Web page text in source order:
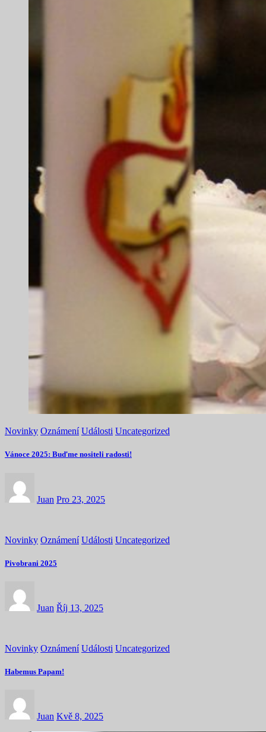
Novinky Oznámení Události Uncategorized
Vánoce 2025: Buďme nositeli radosti!
Juan Pro 23, 2025
Novinky Oznámení Události Uncategorized
Pivobrani 2025
Juan Říj 13, 2025
Novinky Oznámení Události Uncategorized
Habemus Papam!
Juan Kvě 8, 2025